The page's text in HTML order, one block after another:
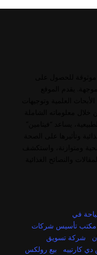
في
مكتب تأسيس شركات
شركة تسويق
كارتييه
بيع رولكس